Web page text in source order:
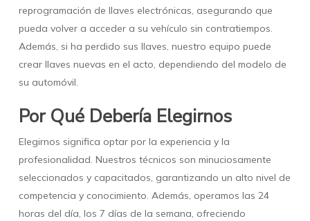
reprogramación de llaves electrónicas, asegurando que
pueda volver a acceder a su vehículo sin contratiempos.
Además, si ha perdido sus llaves, nuestro equipo puede
crear llaves nuevas en el acto, dependiendo del modelo de
su automóvil.
Por Qué Debería Elegirnos
Elegirnos significa optar por la experiencia y la
profesionalidad. Nuestros técnicos son minuciosamente
seleccionados y capacitados, garantizando un alto nivel de
competencia y conocimiento. Además, operamos las 24
horas del día, los 7 días de la semana, ofreciendo